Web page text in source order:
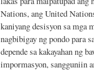
Nations, ang United
kaniyang desisyon sa mga
nagbibigay ng pondo para
depende sa kakayahan ng
impormasyon, sangguniin